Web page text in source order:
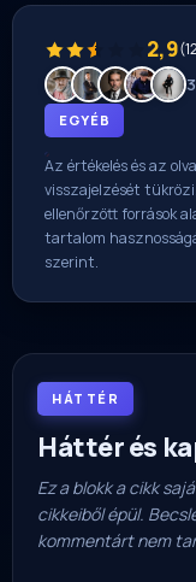
2,9
EGYÉB
Az értékelés és az
visszajelzését
ellenőrzött források
tartalom
szerint.
HÁTTÉR
Háttér és
Ez a blokk a cikk
cikkeiből épül.
kommentárt nem